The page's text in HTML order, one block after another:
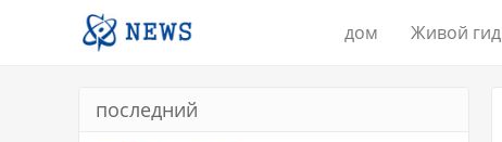
дом Живой гид
последний